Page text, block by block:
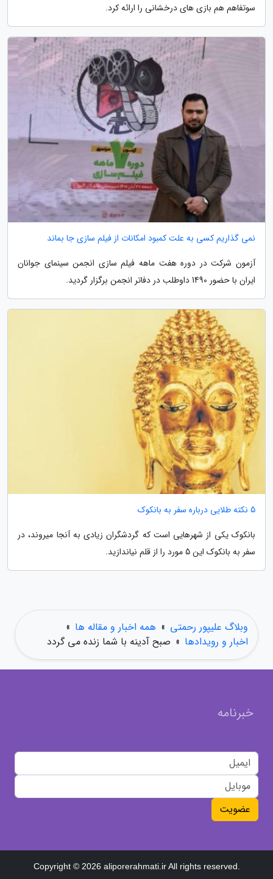
سوتفاهم هم بازی های درخشانی را ارائه کرد.
نمی گذاریم کسی به علت کمبود امکانات از فیلم سازی جا بماند
آزمون شرکت در دوره هفت ماهه فیلم سازی انجمن سینمای جوانان
ایران با حضور 1490 داوطلب در دفاتر انجمن برگزار گردید.
5 نکته طلایی درباره سفر به بانکوک
بانکوک یکی از شهرهایی است که گردشگران زیادی به آنجا میروند، در
سفر به بانکوک این 5 مورد را از قلم نیاندازید.
وبلاگ علیپور رحمتی » همه اخبار و مقاله ها »
اخبار و رویدادها » صبح آدینه با شما زنده می گردد
خبرنامه
عضویت
Copyright © 2026 aliporerahmati.ir All rights reserved.